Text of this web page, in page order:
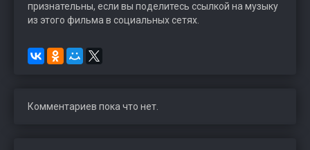
признательны, если вы поделитесь ссылкой на музыку
из этого фильма в социальных сетях.
Комментариев пока что нет.